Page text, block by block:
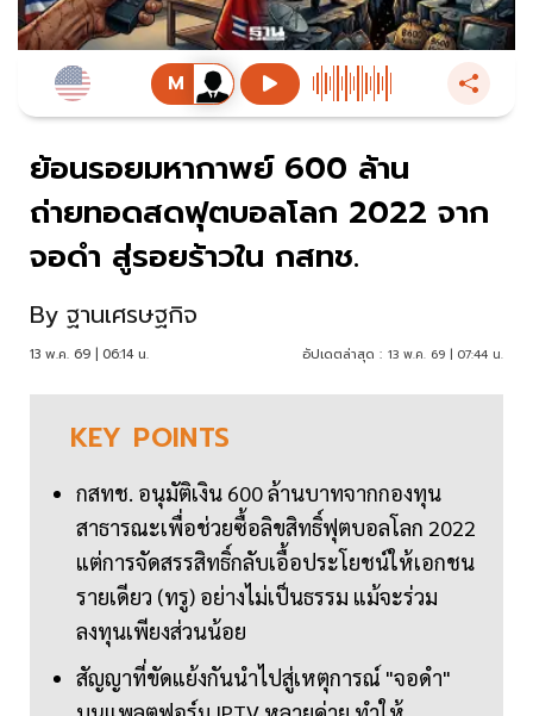
ย้อนรอยมหากาพย์ 600 ล้าน
ถ่ายทอดสดฟุตบอลโลก 2022 จาก
จอดำ สู่รอยร้าวใน กสทช.
By ฐานเศรษฐกิจ
13 พ.ค. 69 | 06:14 น. อัปเดตล่าสุด : 13 พ.ค. 69 | 07:44 น.
KEY POINTS
กสทช. อนุมัติเงิน 600 ล้านบาทจากกองทุน
สาธารณะเพื่อช่วยซื้อลิขสิทธิ์ฟุตบอลโลก 2022
แต่การจัดสรรสิทธิ์กลับเอื้อประโยชน์ให้เอกชน
รายเดียว (ทรู) อย่างไม่เป็นธรรม แม้จะร่วม
ลงทุนเพียงส่วนน้อย
สัญญาที่ขัดแย้งกันนำไปสู่เหตุการณ์ "จอดำ"